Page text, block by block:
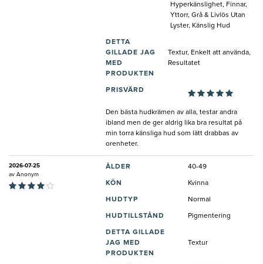
Hyperkänslighet, Finnar,
Yttorr, Grå & Livlös Utan
Lyster, Känslig Hud
DETTA
GILLADE JAG
MED
PRODUKTEN
Textur, Enkelt att använda,
Resultatet
PRISVÄRD
Den bästa hudkrämen av alla, testar andra
ibland men de ger aldrig lika bra resultat på
min torra känsliga hud som lätt drabbas av
orenheter.
2026-07-25
av Anonym
ÅLDER 40-49
KÖN Kvinna
HUDTYP Normal
HUDTILLSTÅND Pigmentering
DETTA GILLADE
JAG MED
PRODUKTEN
Textur